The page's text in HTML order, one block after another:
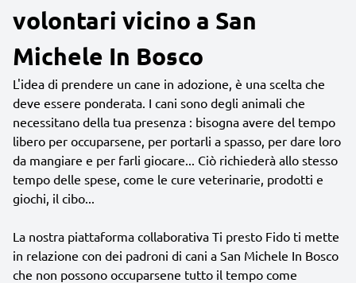
volontari vicino a San
Michele In Bosco
L'idea di prendere un cane in adozione, è una scelta che
deve essere ponderata. I cani sono degli animali che
necessitano della tua presenza : bisogna avere del tempo
libero per occuparsene, per portarli a spasso, per dare loro
da mangiare e per farli giocare... Ciò richiederà allo stesso
tempo delle spese, come le cure veterinarie, prodotti e
giochi, il cibo...
La nostra piattaforma collaborativa Ti presto Fido ti mette
in relazione con dei padroni di cani a San Michele In Bosco
che non possono occuparsene tutto il tempo come